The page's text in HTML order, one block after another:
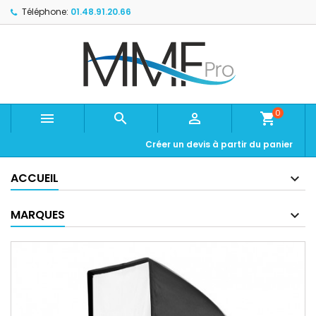
Téléphone: 01.48.91.20.66
   shopping_cart0
Créer un devis à partir du panier
ACCUEIL
MARQUES